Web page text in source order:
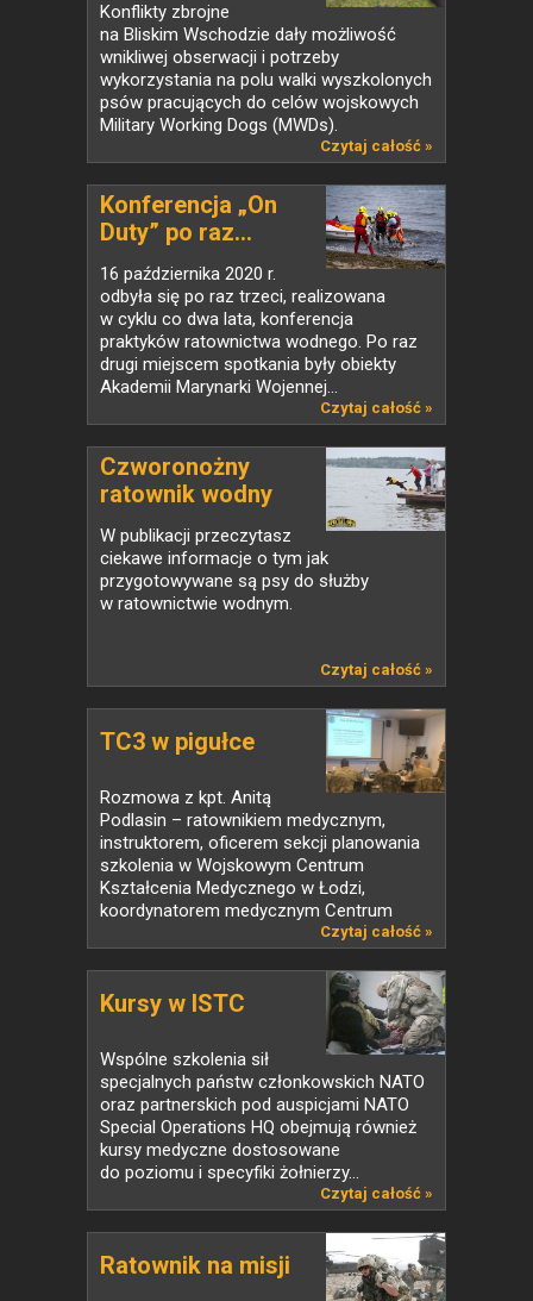
Konflikty zbrojne
na Bliskim Wschodzie dały możliwość
wnikliwej obserwacji i potrzeby
wykorzystania na polu walki wyszkolonych
psów pracujących do celów wojskowych
Military Working Dogs (MWDs).
Czytaj całość »
Konferencja „On
Duty” po raz...
16 października 2020 r.
odbyła się po raz trzeci, realizowana
w cyklu co dwa lata, konferencja
praktyków ratownictwa wodnego. Po raz
drugi miejscem spotkania były obiekty
Akademii Marynarki Wojennej...
Czytaj całość »
Czworonożny
ratownik wodny
W publikacji przeczytasz
ciekawe informacje o tym jak
przygotowywane są psy do służby
w ratownictwie wodnym.
Czytaj całość »
TC3 w pigułce
Rozmowa z kpt. Anitą
Podlasin – ratownikiem medycznym,
instruktorem, oficerem sekcji planowania
szkolenia w Wojskowym Centrum
Kształcenia Medycznego w Łodzi,
koordynatorem medycznym Centrum
Czytaj całość »
Kursy w ISTC
Wspólne szkolenia sił
specjalnych państw członkowskich NATO
oraz partnerskich pod auspicjami NATO
Special Operations HQ obejmują również
kursy medyczne dostosowane
do poziomu i specyfiki żołnierzy...
Czytaj całość »
Ratownik na misji